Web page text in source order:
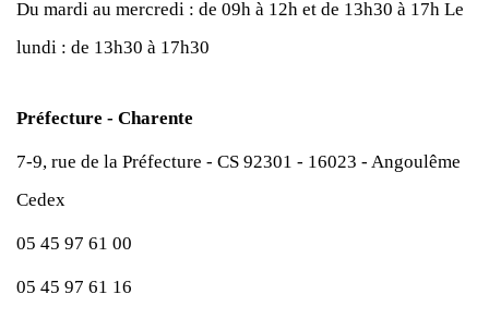
Du mardi au mercredi : de 09h à 12h et de 13h30 à 17h Le
lundi : de 13h30 à 17h30
Préfecture - Charente
7-9, rue de la Préfecture - CS 92301 - 16023 - Angoulême
Cedex
05 45 97 61 00
05 45 97 61 16